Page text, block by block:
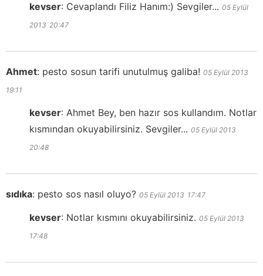
kevser: Cevaplandı Filiz Hanım:) Sevgiler... 05 Eylül
2013 20:47
Ahmet: pesto sosun tarifi unutulmuş galiba! 05 Eylül 2013
19:11
kevser: Ahmet Bey, ben hazır sos kullandım. Notlar
kısmından okuyabilirsiniz. Sevgiler... 05 Eylül 2013
20:48
sıdıka: pesto sos nasıl oluyo? 05 Eylül 2013 17:47
kevser: Notlar kısmını okuyabilirsiniz. 05 Eylül 2013
17:48